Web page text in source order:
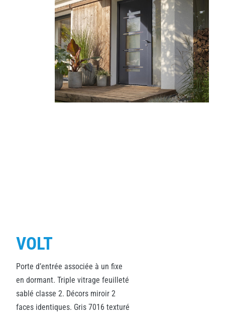
VOLT
Porte d’entrée associée à un fixe
en dormant. Triple vitrage feuilleté
sablé classe 2. Décors miroir 2
faces identiques. Gris 7016 texturé